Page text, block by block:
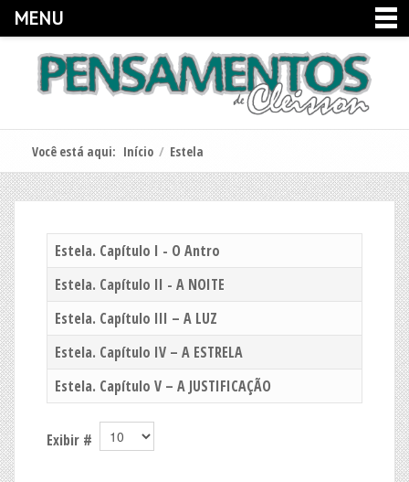
MENU
Você está aqui: Início / Estela
Estela. Capítulo I - O Antro
Estela. Capítulo II - A NOITE
Estela. Capítulo III – A LUZ
Estela. Capítulo IV – A ESTRELA
Estela. Capítulo V – A JUSTIFICAÇÃO
Exibir #